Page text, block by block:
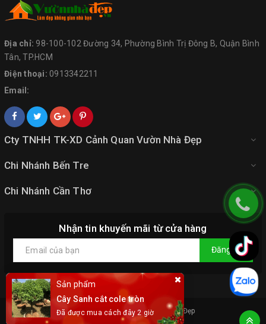
Địa chỉ: 98-100-102 Đường 34, Phường Bình Trị Đông B, Quận Bình
Tân, TP.HCM
Điện thoại: 0913342211
Email:
Cty TNHH TK-XD Cảnh Quan Vườn Nhà Đẹp
Chi Nhánh Bến Tre
Chi Nhánh Cần Thơ
Nhận tin khuyến mãi từ cửa hàng
Đăng ký
© Bản quyền thuộc vềVườn Nhà Đẹp
Sản phẩm
Cây Sanh cắt cole tròn
Đã được mua cách đây 2 giờ